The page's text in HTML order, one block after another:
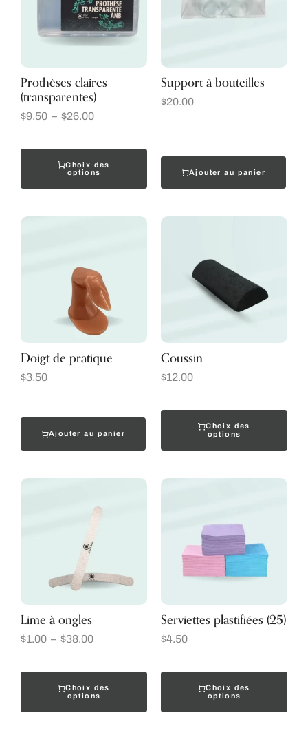
Prothèses claires
(transparentes)
$9.50 – $26.00
Choix des
options
Support à bouteilles
$20.00
Ajouter au panier
Doigt de pratique
$3.50
Ajouter au panier
Coussin
$12.00
Choix des
options
Lime à ongles
$1.00 – $38.00
Choix des
options
Serviettes plastifiées (25)
$4.50
Choix des
options